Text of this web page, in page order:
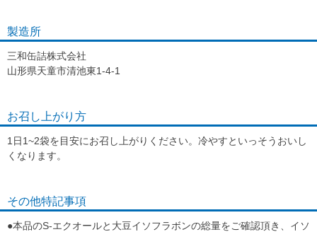
製造所
三和缶詰株式会社
山形県天童市清池東1-4-1
お召し上がり方
1日1~2袋を目安にお召し上がりください。冷やすといっそうおいし
くなります。
その他特記事項
●本品のS-エクオールと大豆イソフラボンの総量をご確認頂き、イソ